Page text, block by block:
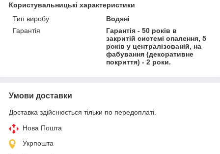
Користувальницькі характеристики
Тип виробу
Водяні
Гарантія
Гарантія - 50 років в
закритій системі опалення, 5
років у централізованій, на
фабування (декоративне
покриття) - 2 роки.
Умови доставки
Доставка здійснюється тільки по передоплаті.
Нова Пошта
Укрпошта